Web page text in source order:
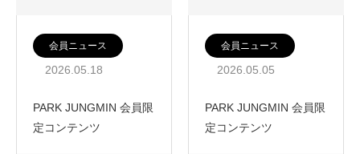
会員ニュース
2026.05.18
PARK JUNGMIN 会員限
定コンテンツ
会員ニュース
2026.05.05
PARK JUNGMIN 会員限
定コンテンツ